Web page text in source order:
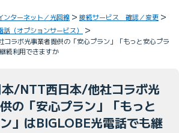
ターネット／光回線
接続サービス 確認／変更
話（オプションサービス）
ラボ光事業者提供の「安心プラン」「もっと安心プラ
続利用できますか
/NTT西日本/他社コラボ光
の「安心プラン」「もっと
」はBIGLOBE光電話でも継